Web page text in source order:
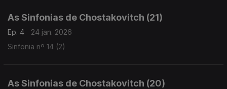
As Sinfonias de Chostakovitch (21)
Ep. 4
24 jan. 2026
Sinfonia nº 14 (2)
As Sinfonias de Chostakovitch (20)